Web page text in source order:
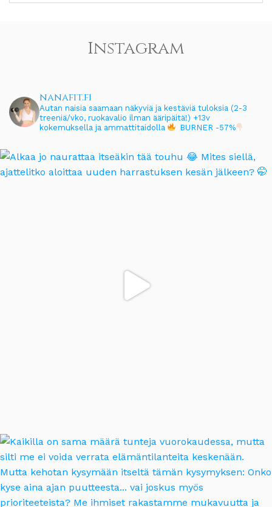
Instagram
nanafit.fi
Autan naisia saamaan näkyviä ja kestäviä tuloksia (2-3
treeniä/vko, ruokavalio ilman ääripäitä!) +13v
kokemuksella ja ammattitaidolla
BURNER -57%